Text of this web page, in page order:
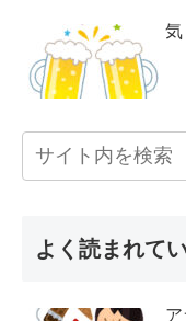
気
よく読まれて